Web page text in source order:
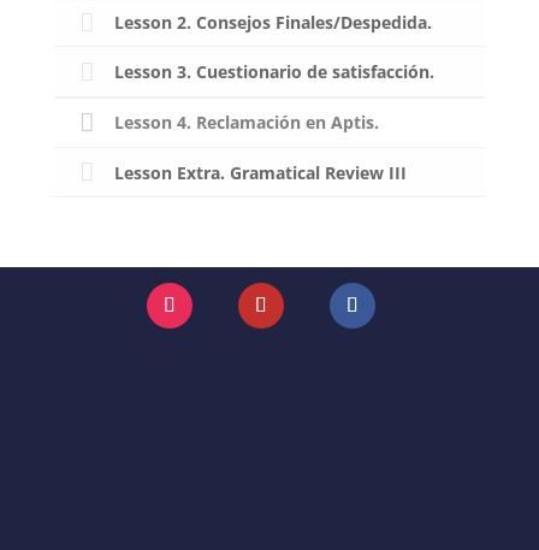
Lesson 2. Consejos Finales/Despedida.
Lesson 3. Cuestionario de satisfacción.
Lesson 4. Reclamación en Aptis.
Lesson Extra. Gramatical Review III
Instagram YouTube Facebook